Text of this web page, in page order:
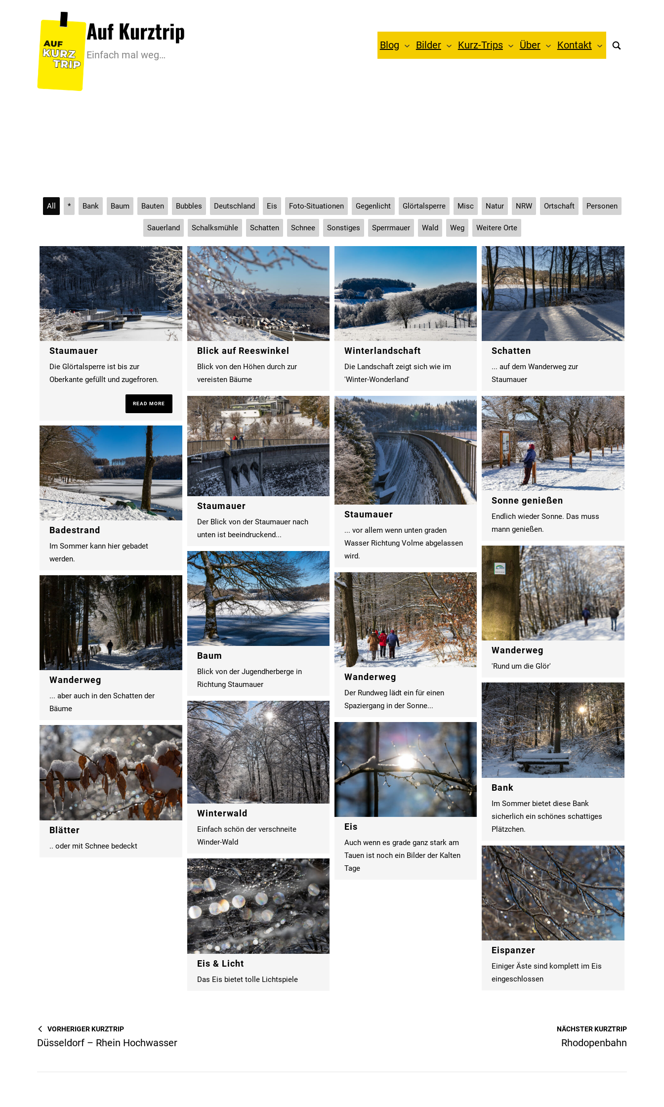
springen
Auf Kurztrip
Einfach mal weg…
Blog Bilder Kurz-Trips Über Kontakt
All * Bank Baum Bauten Bubbles Deutschland Eis Foto-Situationen Gegenlicht Glörtalsperre Misc Natur NRW Ortschaft Personen
Sauerland Schalksmühle Schatten Schnee Sonstiges Sperrmauer Wald Weg Weitere Orte
Staumauer
Die Glörtalsperre ist bis zur
Oberkante gefüllt und zugefroren.
READ MORE
Badestrand
Im Sommer kann hier gebadet
werden.
Wanderweg
... aber auch in den Schatten der
Bäume
Blätter
.. oder mit Schnee bedeckt
Blick auf Reeswinkel
Blick von den Höhen durch zur
vereisten Bäume
Staumauer
Der Blick von der Staumauer nach
unten ist beeindruckend...
Baum
Blick von der Jugendherberge in
Richtung Staumauer
Winterwald
Einfach schön der verschneite
Winder-Wald
Eis & Licht
Das Eis bietet tolle Lichtspiele
Winterlandschaft
Die Landschaft zeigt sich wie im
'Winter-Wonderland'
Staumauer
... vor allem wenn unten graden
Wasser Richtung Volme abgelassen
wird.
Wanderweg
Der Rundweg lädt ein für einen
Spaziergang in der Sonne...
Eis
Auch wenn es grade ganz stark am
Tauen ist noch ein Bilder der Kalten
Tage
Schatten
... auf dem Wanderweg zur
Staumauer
Sonne genießen
Endlich wieder Sonne. Das muss
mann genießen.
Wanderweg
'Rund um die Glör'
Bank
Im Sommer bietet diese Bank
sicherlich ein schönes schattiges
Plätzchen.
Eispanzer
Einiger Äste sind komplett im Eis
eingeschlossen
VORHERIGER KURZTRIP
Düsseldorf – Rhein Hochwasser
NÄCHSTER KURZTRIP
Rhodopenbahn